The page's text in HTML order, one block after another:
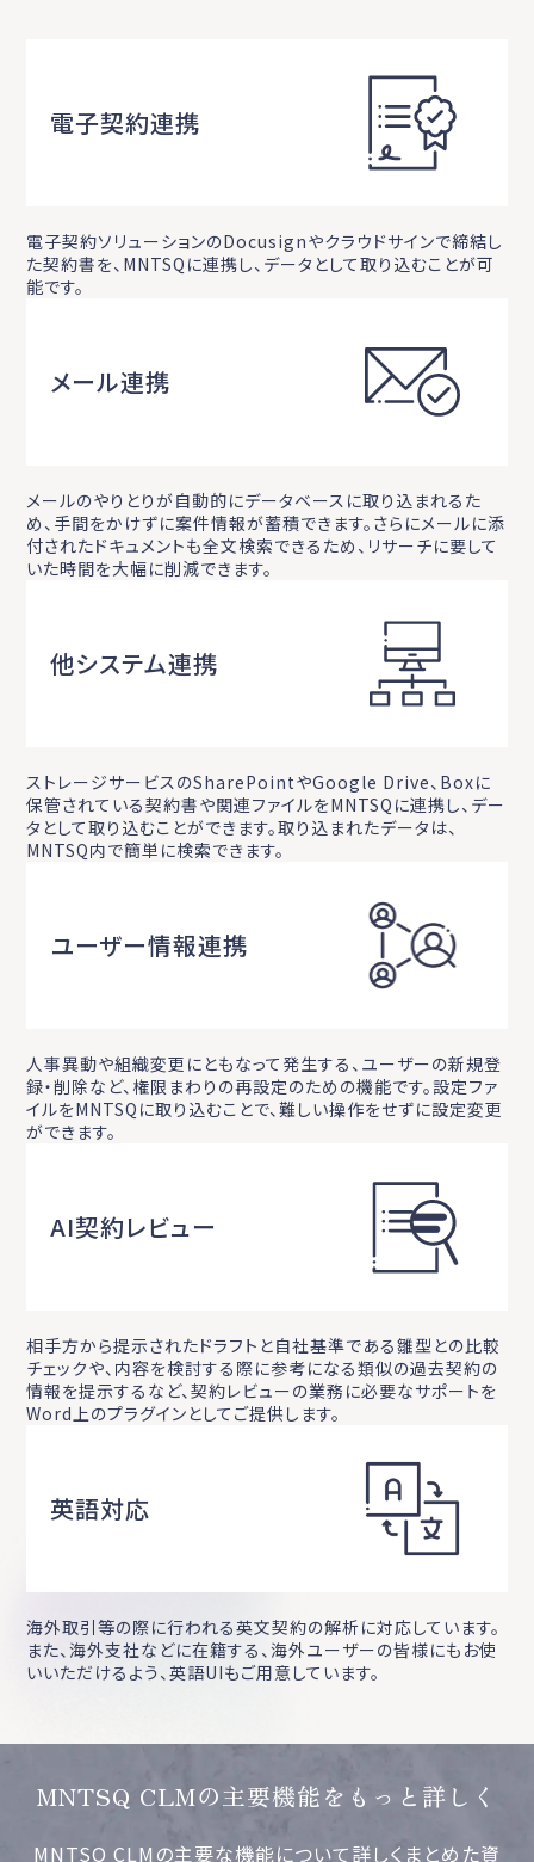
電子契約連携
電子契約ソリューションのDocusignやクラウドサインで締結し
た契約書を、MNTSQに連携し、データとして取り込むことが可
能です。
メール連携
メールのやりとりが自動的にデータベースに取り込まれるた
め、手間をかけずに案件情報が蓄積できます。さらにメールに添
付されたドキュメントも全文検索できるため、リサーチに要して
いた時間を大幅に削減できます。
他システム連携
ストレージサービスのSharePointやGoogle Drive、Boxに
保管されている契約書や関連ファイルをMNTSQに連携し、デー
タとして取り込むことができます。取り込まれたデータは、
MNTSQ内で簡単に検索できます。
ユーザー情報連携
人事異動や組織変更にともなって発生する、ユーザーの新規登
録・削除など、権限まわりの再設定のための機能です。設定ファ
イルをMNTSQに取り込むことで、難しい操作をせずに設定変更
ができます。
AI契約レビュー
相手方から提示されたドラフトと自社基準である雛型との比較
チェックや、内容を検討する際に参考になる類似の過去契約の
情報を提示するなど、契約レビューの業務に必要なサポートを
Word上のプラグインとしてご提供します。
英語対応
海外取引等の際に行われる英文契約の解析に対応しています。
また、海外支社などに在籍する、海外ユーザーの皆様にもお使
いいただけるよう、英語UIもご用意しています。
MNTSQ CLMの主要機能をもっと詳しく
MNTSQ CLMの主要な機能について詳しくまとめた資